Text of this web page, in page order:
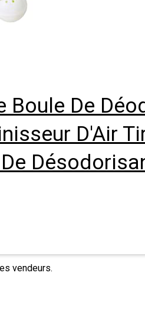
Boule De
D'Air
vendeurs.